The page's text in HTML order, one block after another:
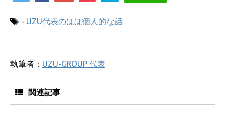
- UZU代表のほぼ個人的な話
執筆者： UZU-GROUP 代表
関連記事